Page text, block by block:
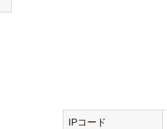
IPコード